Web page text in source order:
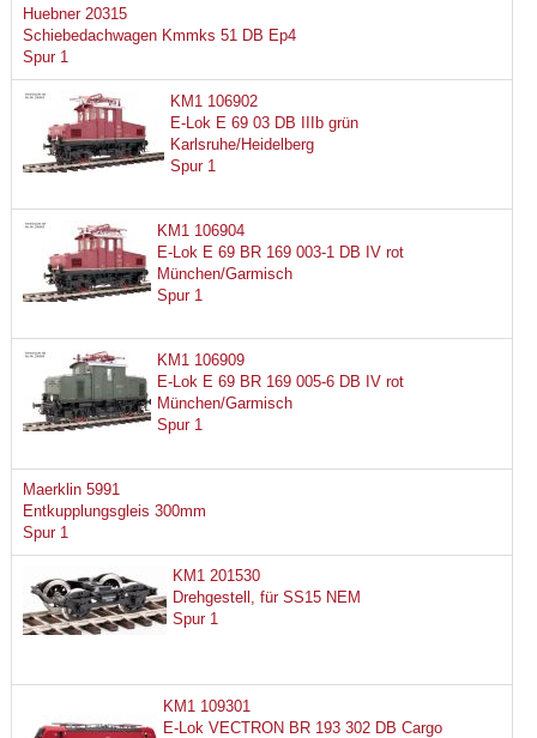
Huebner 20315
Schiebedachwagen Kmmks 51 DB Ep4
Spur 1
KM1 106902
E-Lok E 69 03 DB IIIb grün
Karlsruhe/Heidelberg
Spur 1
KM1 106904
E-Lok E 69 BR 169 003-1 DB IV rot
München/Garmisch
Spur 1
KM1 106909
E-Lok E 69 BR 169 005-6 DB IV rot
München/Garmisch
Spur 1
Maerklin 5991
Entkupplungsgleis 300mm
Spur 1
KM1 201530
Drehgestell, für SS15 NEM
Spur 1
KM1 109301
E-Lok VECTRON BR 193 302 DB Cargo